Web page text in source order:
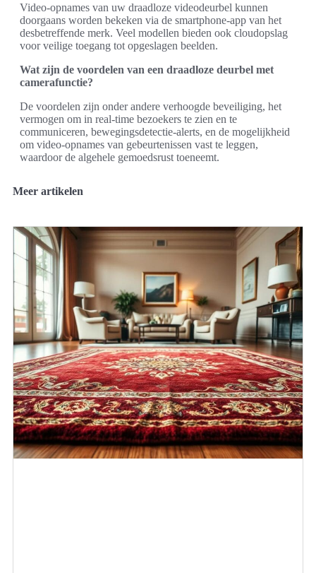
Video-opnames van uw draadloze videodeurbel kunnen
doorgaans worden bekeken via de smartphone-app van het
desbetreffende merk. Veel modellen bieden ook cloudopslag
voor veilige toegang tot opgeslagen beelden.
Wat zijn de voordelen van een draadloze deurbel met
camerafunctie?
De voordelen zijn onder andere verhoogde beveiliging, het
vermogen om in real-time bezoekers te zien en te
communiceren, bewegingsdetectie-alerts, en de mogelijkheid
om video-opnames van gebeurtenissen vast te leggen,
waardoor de algehele gemoedsrust toeneemt.
Meer artikelen